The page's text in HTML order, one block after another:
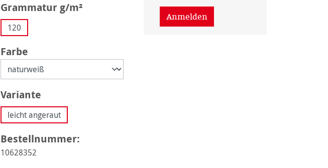
Grammatur g/m²
120
Farbe
Variante
leicht angeraut
Bestellnummer:
10628352
Anmelden